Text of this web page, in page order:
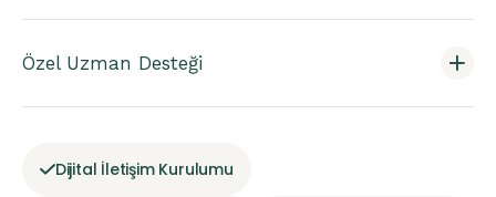
Özel Uzman Desteği
Dijital İletişim Kurulumu